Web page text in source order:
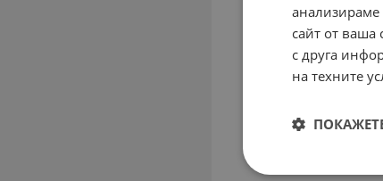
сайт от
с друга
на техните